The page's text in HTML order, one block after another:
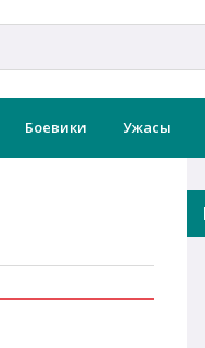
Боевики Ужасы